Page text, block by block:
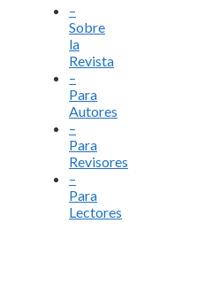
–
Sobre
la
Revista
–
Para
Autores
–
Para
Revisores
–
Para
Lectores